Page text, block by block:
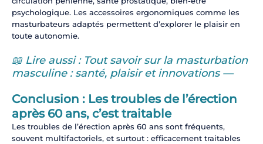
psychologique. Les accessoires ergonomiques comme les
masturbateurs adaptés permettent d’explorer le plaisir en
toute autonomie.
📖 Lire aussi : Tout savoir sur la masturbation
masculine : santé, plaisir et innovations —
Conclusion : Les troubles de l’érection
après 60 ans, c’est traitable
Les troubles de l’érection après 60 ans sont fréquents,
souvent multifactoriels, et surtout : efficacement traitables